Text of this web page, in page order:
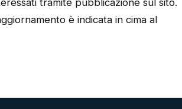
tramite pubblicazione sul sito.
è indicata in cima al